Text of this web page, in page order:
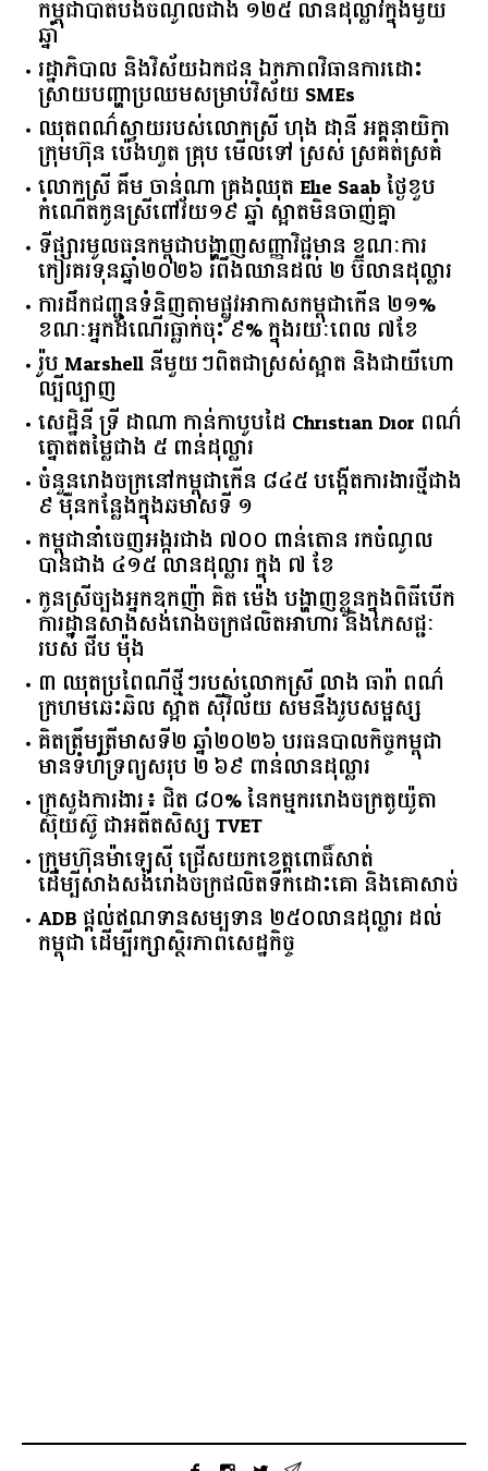
អូស្ត្រាលី​ជួយ​ពង្រឹង​ការ​កែច្នៃ​ស្វាយចន្ទី​នៅ​កម្ពុជា​ ​ខណៈ​
កម្ពុជា​បាត់បង់​ចំណូល​ជាង​ ​១២៥​ ​លាន​ដុល្លារ​ក្នុង​មួយ​
ឆ្នាំ​
រដ្ឋាភិបាល​ ​និង​វិស័យ​ឯកជន ​ឯកភាព​វិធានការ​ដោះ
ស្រាយ​បញ្ហា​ប្រឈម​​សម្រាប់​វិស័យ​ ​SMEs​
ឈុតពណ៌ស្វាយរបស់លោកស្រី ហុង ដានី អគ្គ​នាយិកា​
ក្រុមហ៊ុន ប៉េងហួត គ្រុប មើលទៅ ស្រស់ ស្រគត់ស្រគំ
លោកស្រី គឹម ចាន់ណា គ្រងឈុត Elie Saab ថ្ងៃខួប
កំណើតកូនស្រីពៅវ័យ១៩ ឆ្នាំ ស្អាតមិនចាញ់គ្នា
ទីផ្សារ​មូលធន​កម្ពុជា​បង្ហាញ​សញ្ញា​វិជ្ជមាន​ ​ខណៈ​ការ​
កៀរគរ​ទុន​ឆ្នាំ​២០២៦​ ​រំពឹង​ឈានដល់​ ​២​ ​ប៊ីលាន​ដុល្លារ​
ការដឹកជញ្ជូនទំនិញតាមផ្លូវអាកាសកម្ពុជាកើន ២១%
ខណៈអ្នកដំណើរធ្លាក់ចុះ ៩% ក្នុងរយៈពេល ៧ខែ
រ៉ូប Marshell នីមួយៗពិតជាស្រស់ស្អាត និងជាយីហោ
ល្បីល្បាញ
សេដ្ឋិនី ទ្រី ដាណា កាន់កាបូបដៃ Christian Dior ពណ៌
ត្នោតតម្លៃជាង ៥ ពាន់ដុល្លារ
ចំនួន​រោងចក្រ​នៅ​កម្ពុជា​កើន​ ​៨៤៥​ ​បង្កើត​ការងារ​ថ្មី​ជាង​
​៩​ ​ម៉ឺន​កន្លែង​ក្នុង​ឆមាស​ទី ​១​
កម្ពុជានាំចេញអង្ករជាង ៧០០ ពាន់តោន រកចំណូល
បានជាង ៤១៥ លានដុល្លារ ក្នុង ៧ ខែ
កូនស្រីច្បងអ្នកឧកញ៉ា គិត ម៉េង បង្ហាញខ្លួនក្នុងពិធីបើក
ការដ្ឋានសាងសង់រោងចក្រផលិតអាហារ និងភេសជ្ជៈ
របស់ ជីប ម៉ុង
៣ ឈុតប្រពៃណីថ្មីៗរបស់លោកស្រី លាង ធារ៉ា ពណ៌
ក្រហមឆេះឆិល ស្អាត ​ស៊ីវិល័យ សមនឹងរូបសម្ផស្ស
គិត​ត្រឹមត្រីមាស​ទី​២​ ​ឆ្នាំ​២០២៦​ បរធន​បាលកិច្ច​កម្ពុជា​ ​
មាន​ទំហំ​ទ្រព្យ​សរុប​ ​២.៦៩​ ​ពាន់លាន​ដុល្លារ​
ក្រសួង​ការងារ​៖ ​ជិត​ ​៨០​% ​នៃ​កម្មករ​រោងចក្រ​តូយ៉ូតា ​
ស៊ុយ​ស៊ូ ​ជា​អតីត​សិស្ស​ ​TVET​
ក្រុមហ៊ុន​ម៉ាឡេស៊ី ជ្រើសយកខេត្ដពោធិ៍សាត់
ដើម្បីសាងសង់រោងចក្រផលិតទឹកដោះគោ និងគោសាច់
ADB ផ្តល់ឥណទានសម្បទាន ២៥០លានដុល្លារ ដល់